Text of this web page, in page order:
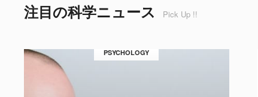
注目の科学ニュース Pick Up !!
PSYCHOLOGY